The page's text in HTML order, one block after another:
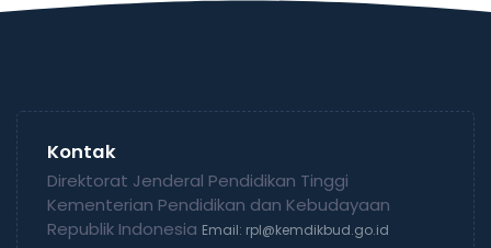
Kontak
Direktorat Jenderal Pendidikan Tinggi
Kementerian Pendidikan dan Kebudayaan
Republik Indonesia Email: rpl@kemdikbud.go.id